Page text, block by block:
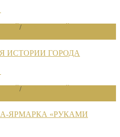
/
ИСТОРИИ ГОРОДА
/
ЯРМАРКА «РУКАМИ